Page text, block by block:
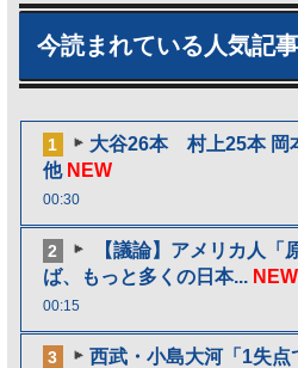
今読まれている人気記
1
大谷26本 村上25本 岡
他 NEW
00:30
2
【議論】アメリカ人「
ば、もっと多くの日本... NEW
00:15
3
西武・小島大河「1失点